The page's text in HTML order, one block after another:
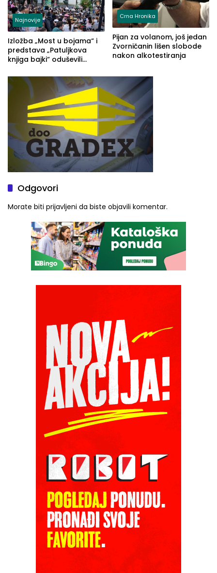
Najnovije
Izložba „Most u bojama“ i
predstava „Patuljkova
knjiga bajki“ oduševili
Crna Hronika
Pijan za volanom, još jedan
Zvorničanin lišen slobode
nakon alkotestiranja
Odgovori
Morate biti prijavljeni da biste objavili komentar.